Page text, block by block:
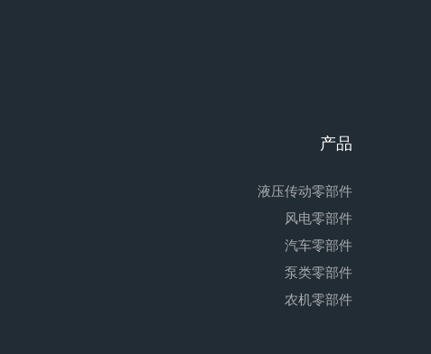
产品
液压传动零部件
风电零部件
汽车零部件
泵类零部件
农机零部件